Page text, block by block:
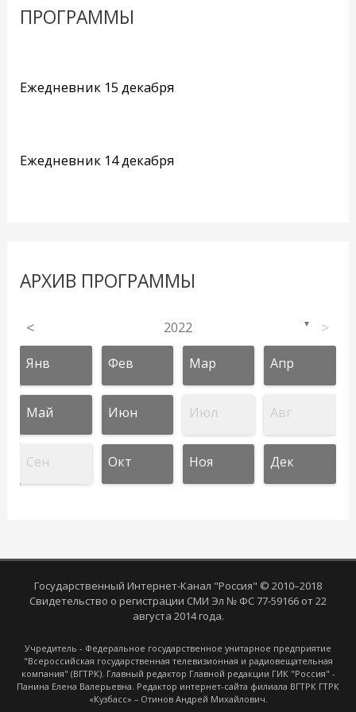
ПРОГРАММЫ
Ежедневник 15 декабря
Ежедневник 14 декабря
АРХИВ ПРОГРАММЫ
< 2022 ▼ >
Янв Фев Мар Апр
Май Июн Июл Авг
Сен Окт Ноя Дек
Государственный Интернет-Канал "Россия" © 2010–2018
Свидетельство о регистрации СМИ Эл № ФС 77-59166 от 22
августа 2014 года.
Учредитель - Федеральное государственное унитарное предприятие
"Всероссийская государственная телевизионная и радиовещательная
компания" (ВГТРК). Главный редактор Главной редакции ГИК "Россия" -
Панина Елена Валерьевна. Редактор интернет-сайта филиала ВГТРК ГТРК
«Кузбасс» – Отинов Андрей Михайлович.